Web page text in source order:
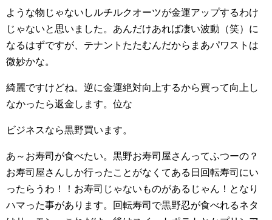
ような物じゃないしルチルクオーツが金運アップするわけ
じゃないと思いました。あんだけあれば凄い波動（笑）に
なるはずですが、テナントたたむんだからまあパワストは
微妙かな。
綺麗ですけどね。逆に金運絶対向上するから買って向上し
なかったら返金します。位な
ビジネスなら黒野買います。
あ～お寿司が食べたい。黒野お寿司屋さんってふつーの？
お寿司屋さんしか行ったことがなくてある日回転寿司にい
ったらうわ！！お寿司じゃないものがあるじゃん！となり
ハマった事があります。回転寿司で黒野忍が食べれるネタ